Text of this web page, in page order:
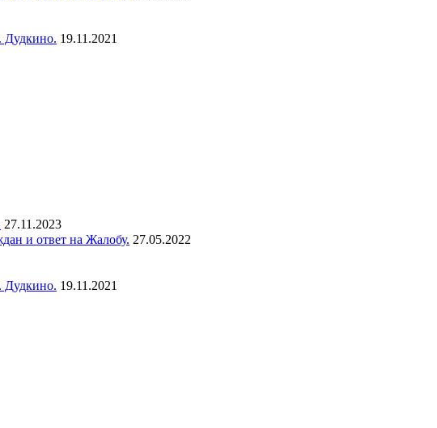
Дудкино. 19.11.2021
27.11.2023
и ответ на Жалобу. 27.05.2022
Дудкино. 19.11.2021